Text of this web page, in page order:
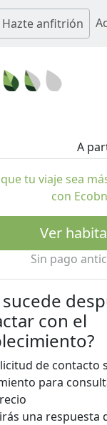
Hazte anfitrión
A
tu viaje sea
con
Ver
Sin pago
sucede
con el
de contacto
para
una respuesta